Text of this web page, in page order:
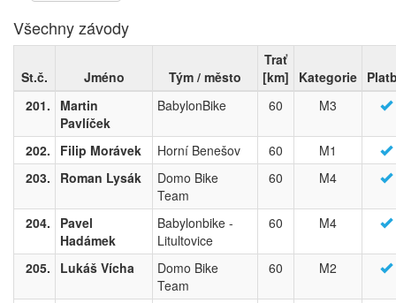
Všechny závody
St.č. Jméno Tým / město
Trať
[km]
Kategorie
201.
Martin
Pavlíček
BabylonBike 60 M3
202. Filip Morávek Horní Benešov 60
M1
203.
Roman Lysák
Domo Bike
Team
60 M4
204.
Pavel
Hadámek
Babylonbike -
Litultovice
60 M4
205. Lukáš Vícha
Domo Bike
Team
60 M2